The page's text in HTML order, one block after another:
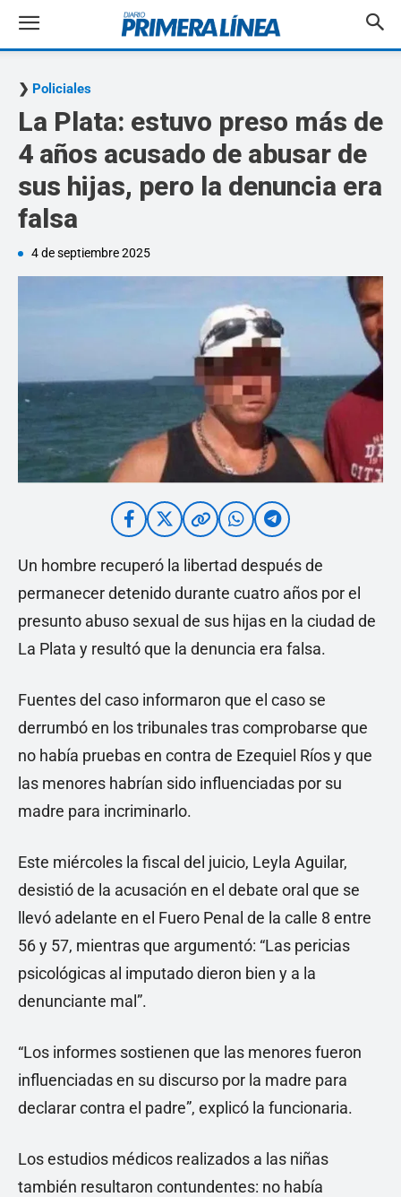
Policiales
La Plata: estuvo preso más de
4 años acusado de abusar de
sus hijas, pero la denuncia era
falsa
4 de septiembre 2025
Un hombre recuperó la libertad después de
permanecer detenido durante cuatro años por el
presunto abuso sexual de sus hijas en la ciudad de
La Plata y resultó que la denuncia era falsa.
Fuentes del caso informaron que el caso se
derrumbó en los tribunales tras comprobarse que
no había pruebas en contra de Ezequiel Ríos y que
las menores habrían sido influenciadas por su
madre para incriminarlo.
Este miércoles la fiscal del juicio, Leyla Aguilar,
desistió de la acusación en el debate oral que se
llevó adelante en el Fuero Penal de la calle 8 entre
56 y 57, mientras que argumentó: “Las pericias
psicológicas al imputado dieron bien y a la
denunciante mal”.
“Los informes sostienen que las menores fueron
influenciadas en su discurso por la madre para
declarar contra el padre”, explicó la funcionaria.
Los estudios médicos realizados a las niñas
también resultaron contundentes: no había